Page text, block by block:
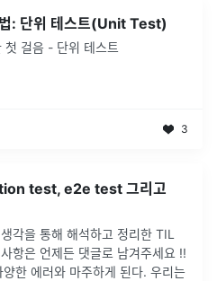
: 단위 테스트(Unit Test)
첫 걸음 - 단위 테스트
3
test, e2e test 그리고
각을 통해 해석하고 정리한 TIL
항은 언제든 댓글로 남겨주세요 !!
한 에러와 마주하게 된다. 우리는